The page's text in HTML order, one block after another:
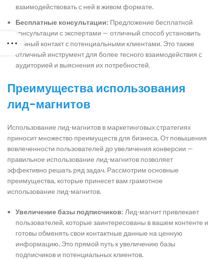
взаимодействовать с ней в живом формате.
Бесплатные консультации: Предложение бесплатной
консультации с экспертами — отличный способ установить
личный контакт с потенциальными клиентами. Это также
отличный инструмент для более тесного взаимодействия с
аудиторией и выяснения их потребностей.
Преимущества использования
лид-магнитов
Использование лид-магнитов в маркетинговых стратегиях
приносит множество преимуществ для бизнеса. От повышения
вовлеченности пользователей до увеличения конверсии —
правильное использование лид-магнитов позволяет
эффективно решать ряд задач. Рассмотрим основные
преимущества, которые принесет вам грамотное
использование лид-магнитов.
Увеличение базы подписчиков: Лид-магнит привлекает
пользователей, которые заинтересованы в вашем контенте и
готовы обменять свои контактные данные на ценную
информацию. Это прямой путь к увеличению базы
подписчиков и потенциальных клиентов.